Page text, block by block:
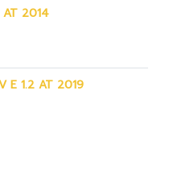
AT 2014
E 1.2 AT 2019